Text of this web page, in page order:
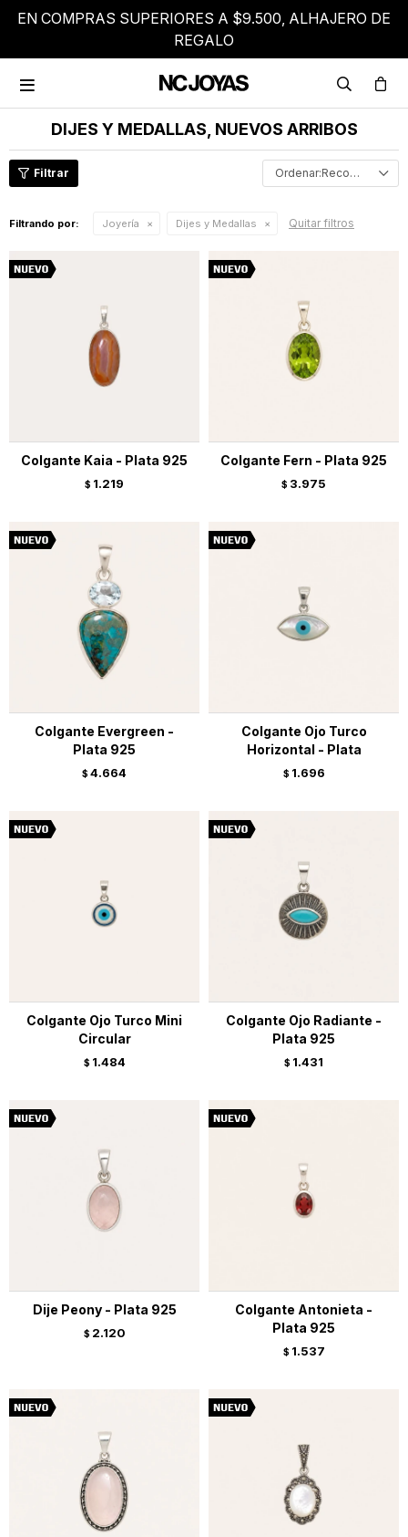
EN COMPRAS SUPERIORES A $9.500, ALHAJERO DE
REGALO

DIJES Y MEDALLAS, NUEVOS ARRIBOS
Recomendados
Filtrando por: Joyería Dijes y Medallas Quitar filtros
Colgante Kaia - Plata 925
$ 1.219
Colgante Fern - Plata 925
$ 3.975
Colgante Evergreen -
Plata 925
$ 4.664
Colgante Ojo Turco
Horizontal - Plata
$ 1.696
Colgante Ojo Turco Mini
Circular
$ 1.484
Colgante Ojo Radiante -
Plata 925
$ 1.431
Dije Peony - Plata 925
$ 2.120
Colgante Antonieta -
Plata 925
$ 1.537